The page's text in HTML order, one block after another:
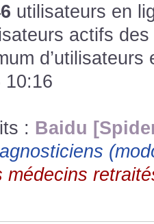
!
supprimés. Depuis
House, HD1 et
je suis pas sur
utilisateurs en
actifs
10:16
: Baidu
médecins